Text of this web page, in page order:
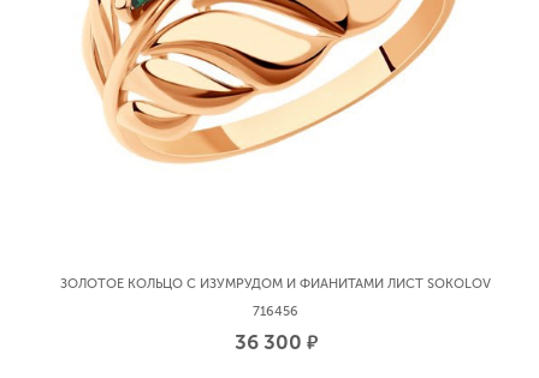
ЗОЛОТОЕ КОЛЬЦО С ИЗУМРУДОМ И ФИАНИТАМИ ЛИСТ SOKOLOV
716456
36 300 р.